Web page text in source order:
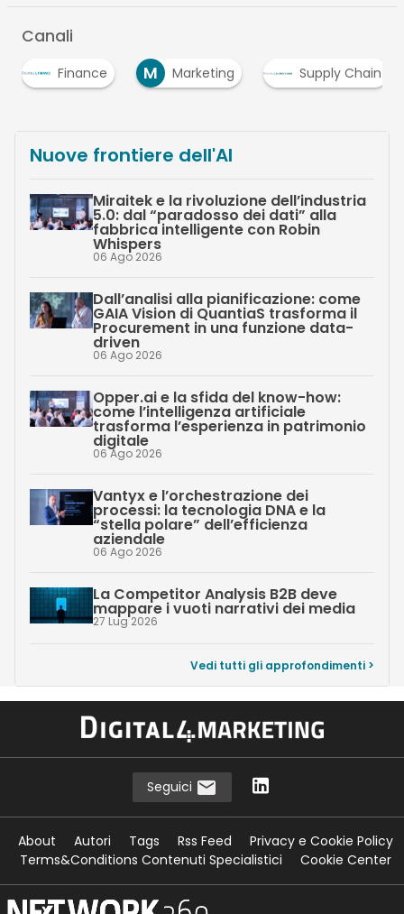
Canali
Finance M Marketing Supply Chain
Nuove frontiere dell'AI
Miraitek e la rivoluzione dell’industria
5.0: dal “paradosso dei dati” alla
fabbrica intelligente con Robin
Whispers
06 Ago 2026
Dall’analisi alla pianificazione: come
GAIA Vision di QuantiaS trasforma il
Procurement in una funzione data-
driven
06 Ago 2026
Opper.ai e la sfida del know-how:
come l’intelligenza artificiale
trasforma l’esperienza in patrimonio
digitale
06 Ago 2026
Vantyx e l’orchestrazione dei
processi: la tecnologia DNA e la
“stella polare” dell’efficienza
aziendale
06 Ago 2026
La Competitor Analysis B2B deve
mappare i vuoti narrativi dei media
27 Lug 2026
Vedi tutti gli approfondimenti >
Seguici
About Autori Tags Rss Feed
Privacy e Cookie Policy
Terms&Conditions Contenuti Specialistici
Cookie Center